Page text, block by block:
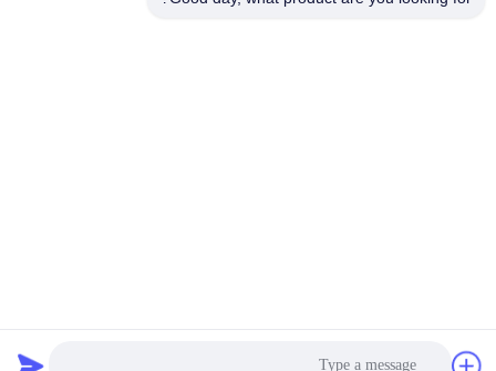
(GuangDong)Foshan Winsco Metal Products